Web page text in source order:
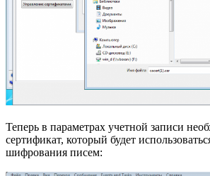
Теперь в параметрах учетной записи
сертификат, который будет
шифрования писем: